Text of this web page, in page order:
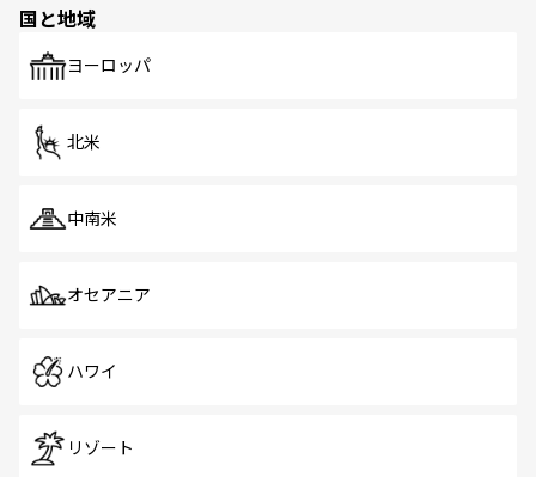
で、ホーカーズは地元の風情を楽しめる外せないスポット
国と地域
ヨーロッパ
北米
中南米
オセアニア
ハワイ
リゾート